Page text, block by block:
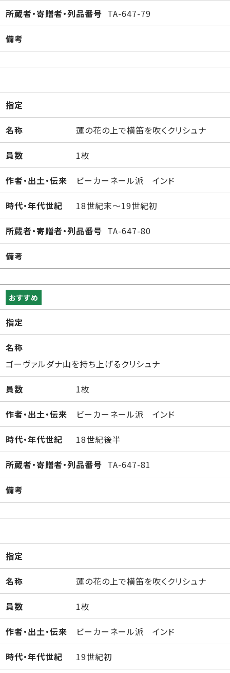
所蔵者・寄贈者・列品番号 TA-647-79
備考
指定
名称 蓮の花の上で横笛を吹くクリシュナ
員数 1枚
作者・出土・伝来 ビーカーネール派 インド
時代・年代世紀 18世紀末～19世紀初
所蔵者・寄贈者・列品番号 TA-647-80
備考
おすすめ
指定
名称
ゴーヴァルダナ山を持ち上げるクリシュナ
員数 1枚
作者・出土・伝来 ビーカーネール派 インド
時代・年代世紀 18世紀後半
所蔵者・寄贈者・列品番号 TA-647-81
備考
指定
名称 蓮の花の上で横笛を吹くクリシュナ
員数 1枚
作者・出土・伝来 ビーカーネール派 インド
時代・年代世紀 19世紀初